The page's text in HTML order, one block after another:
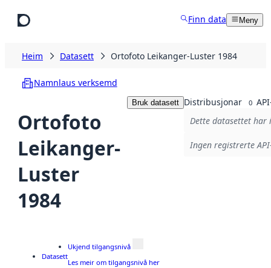
Finn data Meny
Heim Datasett Ortofoto Leikanger-Luster 1984
Namnlaus verksemd
Ortofoto
Leikanger-
Luster
1984
Bruk datasett Distribusjonar 0
Dette datasettet har
Ingen registrerte
Datasett
Ukjend tilgangsnivå
Les meir om tilgangsnivå her